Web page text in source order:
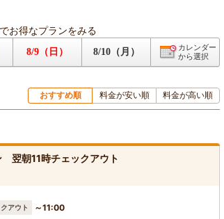
お得なプランをみる
8/9（日） 8/10（月）
カレンダー
から選択
おすすめ順 料金が安い順 料金が高い順
翌朝11時チェックアウト
アウト
～11:00